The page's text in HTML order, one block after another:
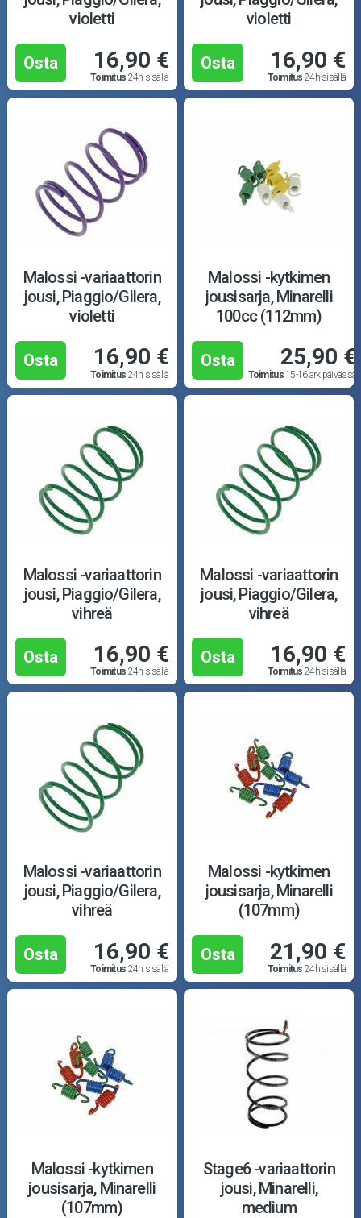
violetti
Osta 16,90 €
Toimitus 24h sisällä
violetti
Osta 16,90 €
Toimitus 24h sisällä
Malossi -variaattorin
jousi, Piaggio/Gilera,
violetti
Osta 16,90 €
Toimitus 24h sisällä
Malossi -kytkimen
jousisarja, Minarelli
100cc (112mm)
Osta 25,90 €
Toimitus15-16 arkipäivässä
Malossi -variaattorin
jousi, Piaggio/Gilera,
vihreä
Osta 16,90 €
Toimitus 24h sisällä
Malossi -variaattorin
jousi, Piaggio/Gilera,
vihreä
Osta 16,90 €
Toimitus 24h sisällä
Malossi -variaattorin
jousi, Piaggio/Gilera,
vihreä
Osta 16,90 €
Toimitus 24h sisällä
Malossi -kytkimen
jousisarja, Minarelli
(107mm)
Osta 21,90 €
Toimitus 24h sisällä
Malossi -kytkimen
jousisarja, Minarelli
(107mm)
Stage6 -variaattorin
jousi, Minarelli,
medium